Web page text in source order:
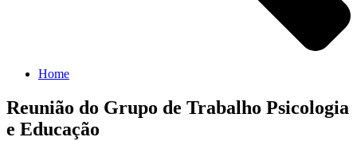
Home
Reunião do Grupo de Trabalho Psicologia
e Educação